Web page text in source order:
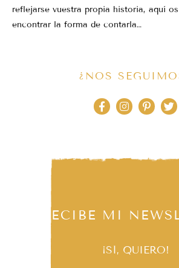
reflejarse vuestra propia historia, aquí
encontrar la forma de contarla…
¿NOS
RECIBE MI
¡SÍ, QUIERO!